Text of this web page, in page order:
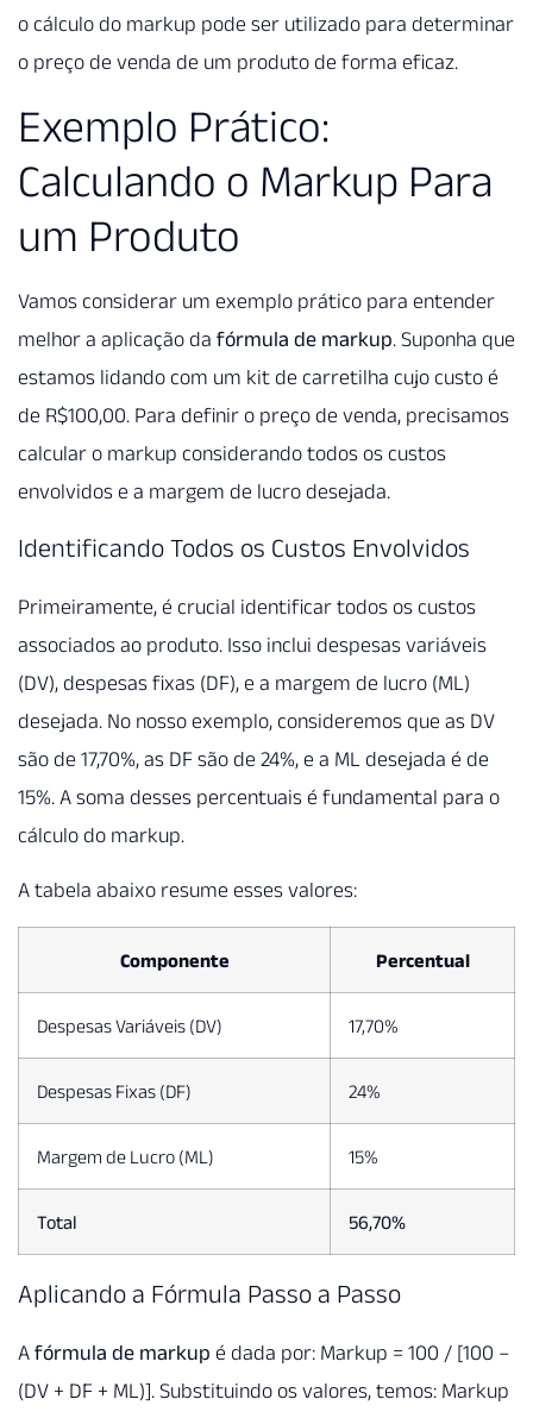
o cálculo do markup pode ser utilizado para determinar
o preço de venda de um produto de forma eficaz.
Exemplo Prático:
Calculando o Markup Para
um Produto
Vamos considerar um exemplo prático para entender
melhor a aplicação da fórmula de markup. Suponha que
estamos lidando com um kit de carretilha cujo custo é
de R$100,00. Para definir o preço de venda, precisamos
calcular o markup considerando todos os custos
envolvidos e a margem de lucro desejada.
Identificando Todos os Custos Envolvidos
Primeiramente, é crucial identificar todos os custos
associados ao produto. Isso inclui despesas variáveis
(DV), despesas fixas (DF), e a margem de lucro (ML)
desejada. No nosso exemplo, consideremos que as DV
são de 17,70%, as DF são de 24%, e a ML desejada é de
15%. A soma desses percentuais é fundamental para o
cálculo do markup.
A tabela abaixo resume esses valores:
Componente Percentual
Despesas Variáveis (DV) 17,70%
Despesas Fixas (DF) 24%
Margem de Lucro (ML) 15%
Total 56,70%
Aplicando a Fórmula Passo a Passo
A fórmula de markup é dada por: Markup = 100 / [100 –
(DV + DF + ML)]. Substituindo os valores, temos: Markup